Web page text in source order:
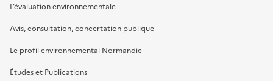
L’évaluation environnementale
Avis, consultation, concertation publique
Le profil environnemental Normandie
Études et Publications